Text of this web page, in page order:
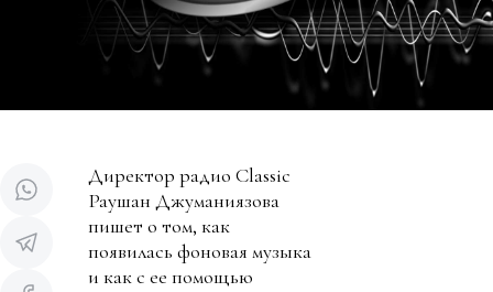
Директор радио Classic
Раушан Джуманиязова
пишет о том, как
появилась фоновая музыка
и как с ее помощью